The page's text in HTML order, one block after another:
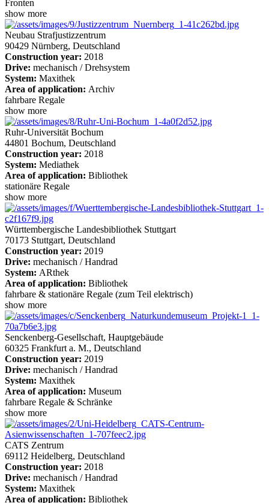
Fronten
show more
Neubau Strafjustizzentrum
90429 Nürnberg, Deutschland
Construction year: 2018
Drive: mechanisch / Drehsystem
System: Maxithek
Area of application: Archiv
fahrbare Regale
show more
Ruhr-Universität Bochum
44801 Bochum, Deutschland
Construction year: 2018
System: Mediathek
Area of application: Bibliothek
stationäre Regale
show more
Württembergische Landesbibliothek Stuttgart
70173 Stuttgart, Deutschland
Construction year: 2019
Drive: mechanisch / Handrad
System: ARthek
Area of application: Bibliothek
fahrbare & stationäre Regale (zum Teil elektrisch)
show more
Senckenberg-Gesellschaft, Hauptgebäude
60325 Frankfurt a. M., Deutschland
Construction year: 2019
Drive: mechanisch / Handrad
System: Maxithek
Area of application: Museum
fahrbare Regale & Schränke
show more
CATS Zentrum
69112 Heidelberg, Deutschland
Construction year: 2018
Drive: mechanisch / Handrad
System: Maxithek
Area of application: Bibliothek